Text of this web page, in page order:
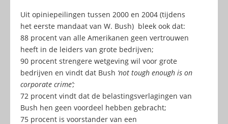
Uit opiniepeilingen tussen 2000 en 2004 (tijdens
het eerste mandaat van W. Bush) bleek ook dat:
88 procent van alle Amerikanen geen vertrouwen
heeft in de leiders van grote bedrijven;
90 procent strengere wetgeving wil voor grote
bedrijven en vindt dat Bush ‘not tough enough is on
corporate crime’;
72 procent vindt dat de belastingsverlagingen van
Bush hen geen voordeel hebben gebracht;
75 procent is voorstander van een